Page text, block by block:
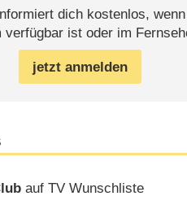
dich kostenlos, wenn
verfügbar ist oder im
jetzt anmelden
auf TV Wunschliste